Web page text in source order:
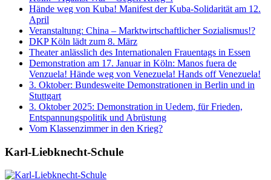
Hände weg von Kuba! Manifest der Kuba-Solidarität am 12.
April
Veranstaltung: China – Marktwirtschaftlicher Sozialismus!?
DKP Köln lädt zum 8. März
Theater anlässlich des Internationalen Frauentags in Essen
Demonstration am 17. Januar in Köln: Manos fuera de
Venzuela! Hände weg von Venezuela! Hands off Venezuela!
3. Oktober: Bundesweite Demonstrationen in Berlin und in
Stuttgart
3. Oktober 2025: Demonstration in Uedem, für Frieden,
Entspannungspolitik und Abrüstung
Vom Klassenzimmer in den Krieg?
Karl-Liebknecht-­Schule